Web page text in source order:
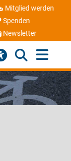
Mitglied werden
Spenden
Newsletter